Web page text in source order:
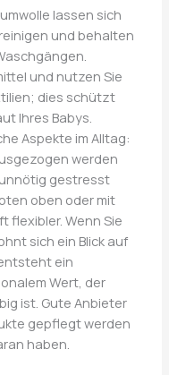
lassen sich
und behalten
und nutzen Sie
dies schützt
Ihres Babys.
Aspekte im Alltag:
werden
gestresst
oben oder mit
flexibler. Wenn Sie
sich ein Blick auf
ein
Wert, der
ist. Gute Anbieter
gepflegt werden
haben.